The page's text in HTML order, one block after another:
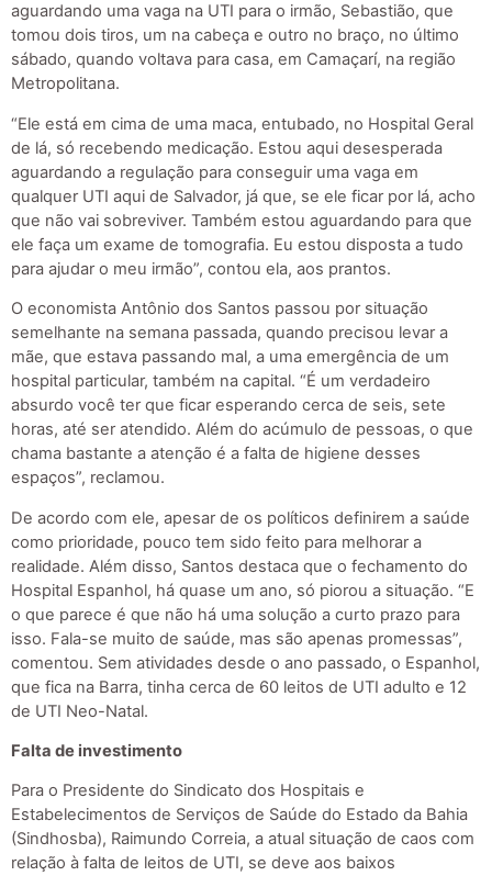
aguardando uma vaga na UTI para o irmão, Sebastião, que
tomou dois tiros, um na cabeça e outro no braço, no último
sábado, quando voltava para casa, em Camaçarí, na região
Metropolitana.
“Ele está em cima de uma maca, entubado, no Hospital Geral
de lá, só recebendo medicação. Estou aqui desesperada
aguardando a regulação para conseguir uma vaga em
qualquer UTI aqui de Salvador, já que, se ele ficar por lá, acho
que não vai sobreviver. Também estou aguardando para que
ele faça um exame de tomografia. Eu estou disposta a tudo
para ajudar o meu irmão”, contou ela, aos prantos.
O economista Antônio dos Santos passou por situação
semelhante na semana passada, quando precisou levar a
mãe, que estava passando mal, a uma emergência de um
hospital particular, também na capital. “É um verdadeiro
absurdo você ter que ficar esperando cerca de seis, sete
horas, até ser atendido. Além do acúmulo de pessoas, o que
chama bastante a atenção é a falta de higiene desses
espaços”, reclamou.
De acordo com ele, apesar de os políticos definirem a saúde
como prioridade, pouco tem sido feito para melhorar a
realidade. Além disso, Santos destaca que o fechamento do
Hospital Espanhol, há quase um ano, só piorou a situação. “E
o que parece é que não há uma solução a curto prazo para
isso. Fala-se muito de saúde, mas são apenas promessas”,
comentou. Sem atividades desde o ano passado, o Espanhol,
que fica na Barra, tinha cerca de 60 leitos de UTI adulto e 12
de UTI Neo-Natal.
Falta de investimento
Para o Presidente do Sindicato dos Hospitais e
Estabelecimentos de Serviços de Saúde do Estado da Bahia
(Sindhosba), Raimundo Correia, a atual situação de caos com
relação à falta de leitos de UTI, se deve aos baixos